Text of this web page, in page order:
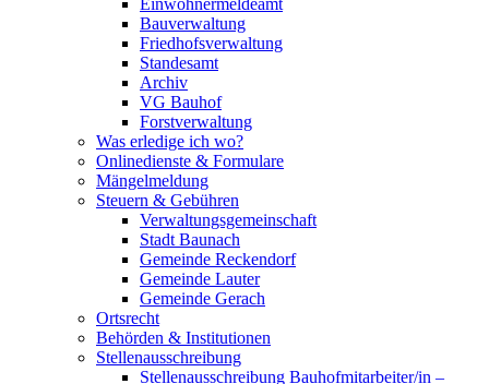
Einwohnermeldeamt
Bauverwaltung
Friedhofsverwaltung
Standesamt
Archiv
VG Bauhof
Forstverwaltung
Was erledige ich wo?
Onlinedienste & Formulare
Mängelmeldung
Steuern & Gebühren
Verwaltungsgemeinschaft
Stadt Baunach
Gemeinde Reckendorf
Gemeinde Lauter
Gemeinde Gerach
Ortsrecht
Behörden & Institutionen
Stellenausschreibung
Stellenausschreibung Bauhofmitarbeiter/in –